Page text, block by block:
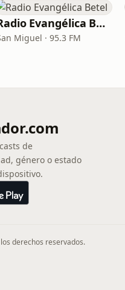
Radio Evangélica Betel
Miguel · 95.3 FM
de
género o estado
derechos reservados.